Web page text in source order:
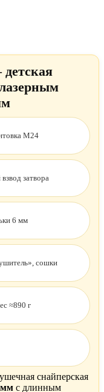
M24
затвора
6 мм
сошки
≈890 г
снайперская
с длинным